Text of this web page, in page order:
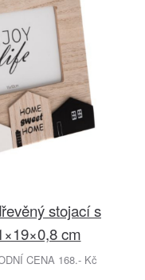
stojací s
cm
CENA 168.- Kč